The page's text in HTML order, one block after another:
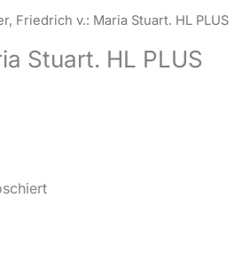
Friedrich v.: Maria Stuart. HL PLUS
Stuart. HL PLUS